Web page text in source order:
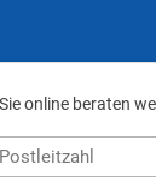
online beraten